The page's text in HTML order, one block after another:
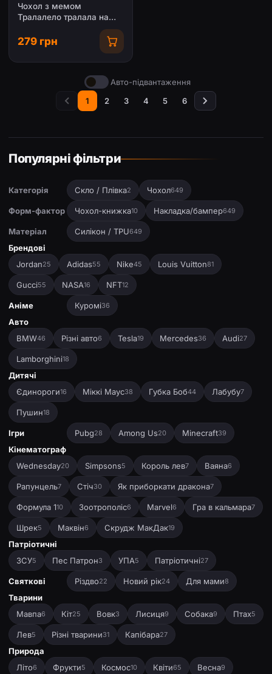
Чохол з мемом
Тралалело тралала на
279 грн
Авто-підвантаження
1
2 3 4 5 6
Популярні фільтри
Категорія Скло / Плівка2 Чохол649
Форм-фактор Чохол-книжка10 Накладка/бампер649
Матеріал Силікон / TPU649
Брендові
Jordan25 Adidas55 Nike45 Louis Vuitton81
Gucci55 NASA16 NFT12
Аніме Куромі36
Авто
BMW46 Різні авто6 Tesla19 Mercedes36 Audi27
Lamborghini18
Дитячі
Єдинороги16 Міккі Маус38 Губка Боб44 Лабубу7
Пушин18
Ігри Pubg28 Among Us20 Minecraft39
Кінематограф
Wednesday20 Simpsons5 Король лев7 Ваяна6
Рапунцель7 Стіч30 Як приборкати дракона7
Формула 110 Зоотрополіс6 Marvel6 Гра в кальмара7
Шрек5 Маквін6 Скрудж МакДак19
Патріотичні
ЗСУ5 Пес Патрон3 УПА5 Патріотичні27
Святкові Різдво22 Новий рік24 Для мами8
Тварини
Мавпа6 Кіт25 Вовк3 Лисиця9 Собака9 Птах5
Лев5 Різні тварини31 Капібара27
Природа
Літо6 Фрукти5 Космос10 Квіти65 Весна9